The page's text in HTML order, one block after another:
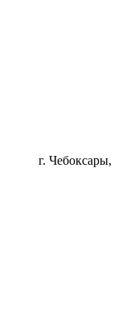
г.